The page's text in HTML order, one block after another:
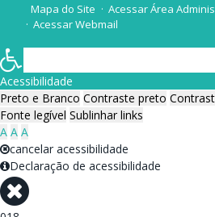
Mapa do Site
Acessar Área
Acessar Webmail
Acessibilidade
Preto e Branco Contraste preto
Fonte legível Sublinhar links
A A A
cancelar acessibilidade
Declaração de acessibilidade